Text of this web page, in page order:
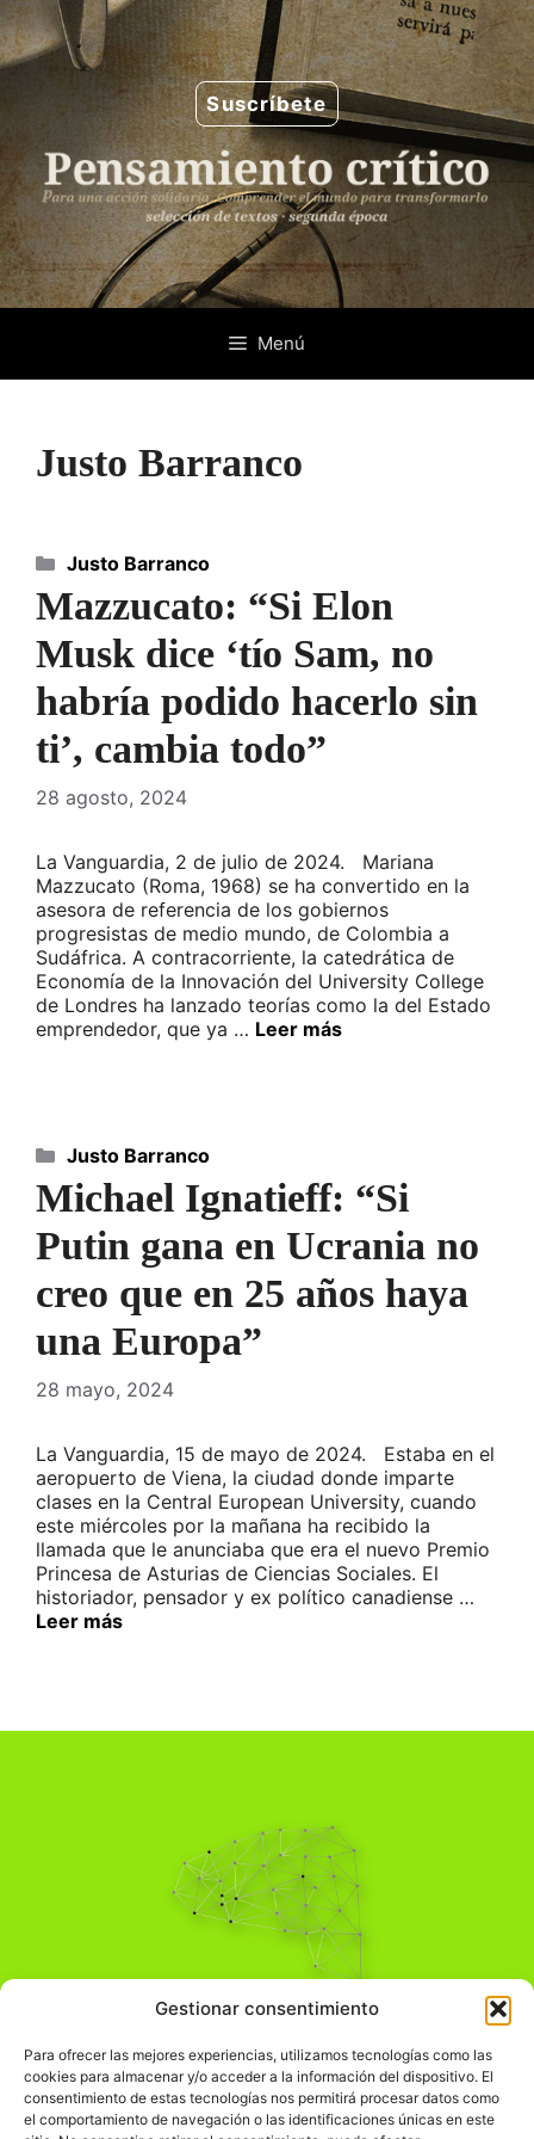
Gestionar consentimiento
Para ofrecer las mejores experiencias, utilizamos tecnologías como las
cookies para almacenar y/o acceder a la información del dispositivo. El
consentimiento de estas tecnologías nos permitirá procesar datos como
el comportamiento de navegación o las identificaciones únicas en este
Saltar
al
contenido
Suscríbete
Menú
Justo Barranco
Mazzucato: “Si Elon
Musk dice ‘tío Sam, no
habría podido hacerlo sin
ti’, cambia todo”
28 agosto, 2024
La Vanguardia, 2 de julio de 2024. Mariana
Mazzucato (Roma, 1968) se ha convertido en la
asesora de referencia de los gobiernos
progresistas de medio mundo, de Colombia a
Sudáfrica. A contracorriente, la catedrática de
Economía de la Innovación del University College
de Londres ha lanzado teorías como la del Estado
emprendedor, que ya … Leer más
Categorías
Justo Barranco
Michael Ignatieff: “Si
Putin gana en Ucrania no
creo que en 25 años haya
una Europa”
28 mayo, 2024
La Vanguardia, 15 de mayo de 2024. Estaba en el
aeropuerto de Viena, la ciudad donde imparte
clases en la Central European University, cuando
este miércoles por la mañana ha recibido la
llamada que le anunciaba que era el nuevo Premio
Princesa de Asturias de Ciencias Sociales. El
historiador, pensador y ex político canadiense …
Leer más
Categorías
Justo Barranco
Pensamiento Crítico
Comprender el mundo para transformarlo.